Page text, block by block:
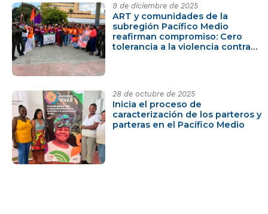
9 de diciembre de 2025
ART y comunidades de la
subregión Pacífico Medio
reafirman compromiso: Cero
tolerancia a la violencia contra
28 de octubre de 2025
Inicia el proceso de
caracterización de los parteros y
parteras en el Pacífico Medio